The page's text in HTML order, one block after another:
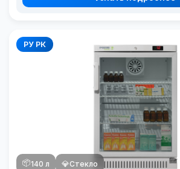
РУ РК
📦140 л 💎Стекло